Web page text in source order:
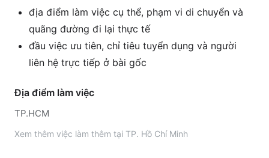
địa điểm làm việc cụ thể, phạm vi di chuyển và
quãng đường đi lại thực tế
đầu việc ưu tiên, chỉ tiêu tuyển dụng và người
liên hệ trực tiếp ở bài gốc
Địa điểm làm việc
TP.HCM
Xem thêm việc làm thêm tại TP. Hồ Chí Minh